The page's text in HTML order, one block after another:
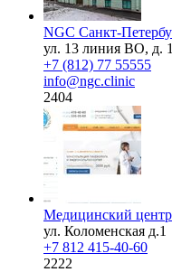
NGC Санкт-
ул. 13 линия ВО, д.
+7 (812) 77 55555
info@ngc.clinic
2404
Медицинский
ул. Коломенская д.1
+7 812 415-40-60
2222